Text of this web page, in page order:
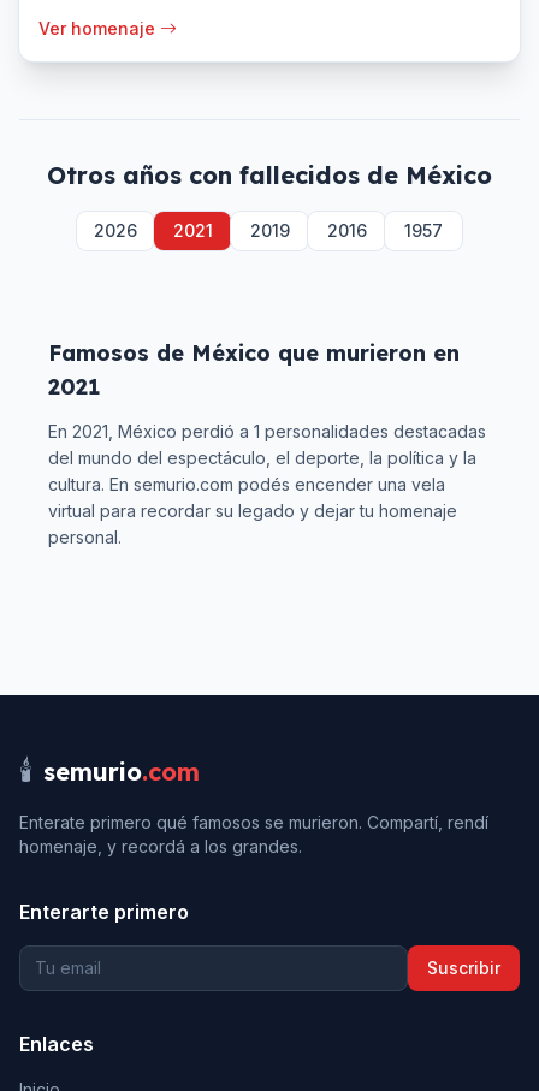
Ver homenaje
Otros años con fallecidos de México
2026 2021 2019 2016 1957
Famosos de México que murieron en
2021
En 2021 México perdió a 1 personalidades destacadas
del mundo del espectáculo, el deporte, la política y la
cultura. En semurio.com podés encender una vela
virtual para recordar su legado y dejar tu homenaje
personal.
🕯️ semurio.com
Enterate primero qué famosos se murieron. Compartí, rendí
homenaje, y recordá a los grandes.
Enterarte primero
Suscribir
Enlaces